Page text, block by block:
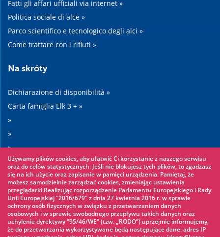
Fatti gli affari ufficiali via internet »
Politica sociale di alce »
Parco scientifico e tecnologico degli alci »
Come trattare con i rifiuti »
Na skróty
Dichiarazione di disponibilità »
Carta famiglia Elk 3 + »
»
»
»
»
Warto zobaczyć
Parco avventura »
Parco acquatico »
Używamy plików cookies, aby ułatwić Ci korzystanie z naszego serwisu
oraz do celów statystycznych. Jeśli nie blokujesz tych plików, to zgadzasz
się na ich użycie oraz zapisanie w pamięci urządzenia. Pamiętaj, że
możesz samodzielnie zarządzać cookies, zmieniając ustawienia
przeglądarki.Realizując rozporządzenie Parlamentu Europejskiego i Rady
Unii Europejskiej "2016/679" z dnia 27 kwietnia 2016 r. w sprawie
ochrony osób fizycznych w związku z przetwarzaniem danych
osobowych i w sprawie swobodnego przepływu takich danych oraz
uchylenia dyrektywy "95/46/WE" (tzw. „RODO”) uprzejmie informujemy,
że do przetwarzania wykorzystywane będą następujące dane: adres IP